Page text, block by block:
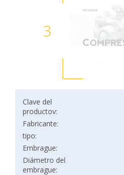
3
Clave del
productov:
Fabricante:
tipo:
Embrague:
Diámetro del
embrague: